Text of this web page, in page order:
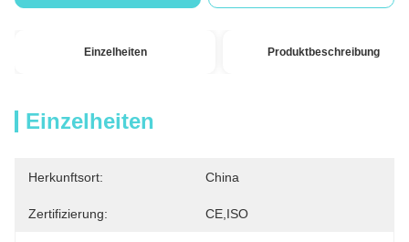
Einzelheiten Produktbeschreibung
Einzelheiten
Herkunftsort: China
Zertifizierung: CE,ISO